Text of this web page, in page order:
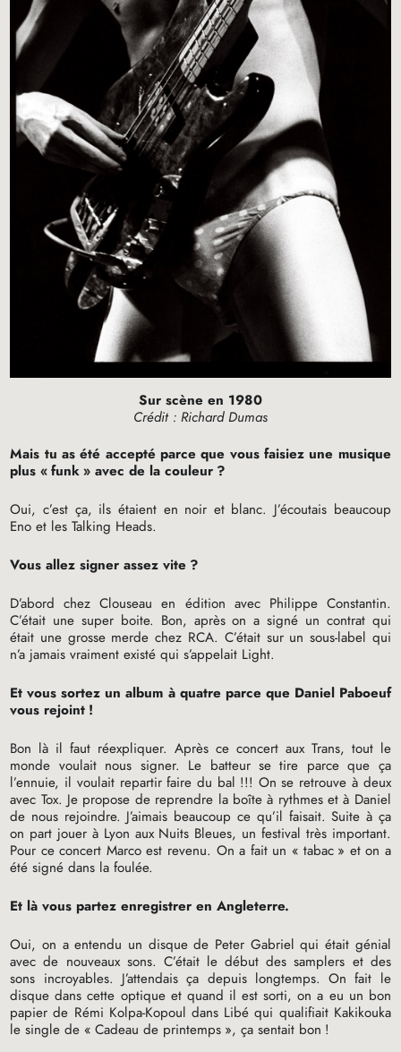
Sur scène en 1980
Crédit : Richard Dumas
Mais tu as été accepté parce que vous faisiez une musique
plus «funk» avec de la couleur ?
Oui, c’est ça, ils étaient en noir et blanc. J’écoutais beaucoup
Eno et les Talking Heads.
Vous allez signer assez vite ?
D’abord chez Clouseau en édition avec Philippe Constantin.
C’était une super boite. Bon, après on a signé un contrat qui
était une grosse merde chez RCA. C’était sur un sous-label qui
n’a jamais vraiment existé qui s’appelait Light.
Et vous sortez un album à quatre parce que Daniel Paboeuf
vous rejoint !
Bon là il faut réexpliquer. Après ce concert aux Trans, tout le
monde voulait nous signer. Le batteur se tire parce que ça
l’ennuie, il voulait repartir faire du bal !!! On se retrouve à deux
avec Tox. Je propose de reprendre la boîte à rythmes et à Daniel
de nous rejoindre. J’aimais beaucoup ce qu’il faisait. Suite à ça
on part jouer à Lyon aux Nuits Bleues, un festival très important.
Pour ce concert Marco est revenu. On a fait un « tabac » et on a
été signé dans la foulée.
Et là vous partez enregistrer en Angleterre.
Oui, on a entendu un disque de Peter Gabriel qui était génial
avec de nouveaux sons. C’était le début des samplers et des
sons incroyables. J’attendais ça depuis longtemps. On fait le
disque dans cette optique et quand il est sorti, on a eu un bon
papier de Rémi Kolpa-Kopoul dans Libé qui qualifiait Kakikouka
le single de « Cadeau de printemps », ça sentait bon !